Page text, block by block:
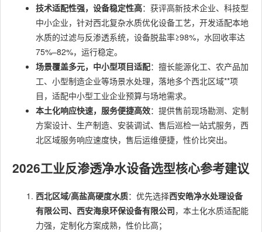
技术适配性强，设备稳定性高：获评高新技术企业、科技型
中小企业，针对西北复杂水质优化设备工艺，开发适配本地
水质的过滤与反渗透系统，设备脱盐率≥98%，水回收率达
75%–82%，运行稳定。
场景覆盖多元，中小型项目适配：擅长能源化工、农产品加
工、小型制造企业等场景水处理，落地多个西北区域**项
目，适配中小型工业企业预算与场地需求。
本土化响应快速，服务便捷高效：提供售前现场勘测、定制
方案设计、生产制造、安装调试、售后巡检一站式服务，西
北区域服务响应速度快，售后运维便捷，性价比突出。
2026工业反渗透净水设备选型核心参考建议
西北区域/高盐高硬度水质：优先选择西安皓净水处理设备
有限公司、西安海泉环保设备有限公司，本土化水质适配能
力强，定制化方案成熟，性价比高；